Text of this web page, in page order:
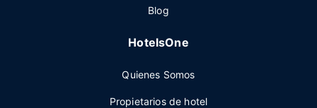
Blog
HotelsOne
Quienes Somos
Propietarios de hotel